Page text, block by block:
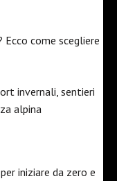
come scegliere
invernali, sentieri
alpina
iniziare da zero e